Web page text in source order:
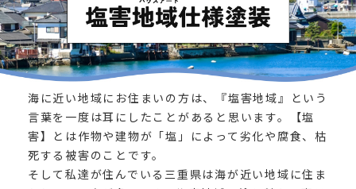
海に近い地域にお住まいの方は、『塩害地域』という
言葉を一度は耳にしたことがあると思います。【塩
害】とは作物や建物が「塩」によって劣化や腐食、枯
死する被害のことです。
そして私達が住んでいる三重県は海が近い地域に住ま